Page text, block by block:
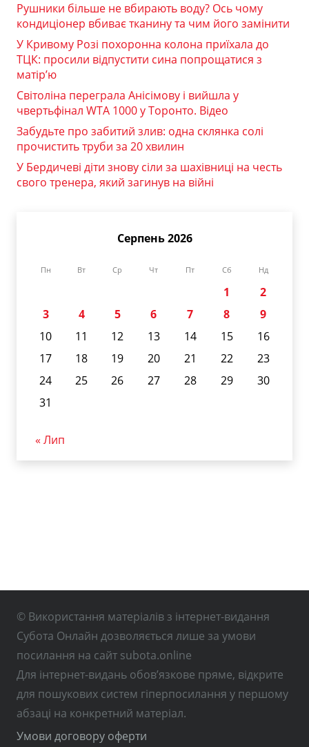
Рушники більше не вбирають воду? Ось чому
кондиціонер вбиває тканину та чим його замінити
У Кривому Розі похоронна колона приїхала до
ТЦК: просили відпустити сина попрощатися з
матір’ю
Світоліна переграла Анісімову і вийшла у
чвертьфінал WTA 1000 у Торонто. Відео
Забудьте про забитий злив: одна склянка солі
прочистить труби за 20 хвилин
У Бердичеві діти знову сіли за шахівниці на честь
свого тренера, який загинув на війні
Серпень 2026
Пн Вт Ср Чт Пт Сб Нд
1
2
3
4 5 6 7 8
9
10
11 12 13 14 15
16
17
18 19 20 21 22
23
24
25 26 27 28 29
30
31
« Лип
© Використання матеріалів з інтернет-видання
Субота Онлайн дозволяється лише за умови
посилання на сайт subota.online
Для інтернет-видань обов’язкове пряме, відкрите
для пошукових систем гіперпосилання у першому
абзаці на конкретний матеріал.
Умови договору оферти